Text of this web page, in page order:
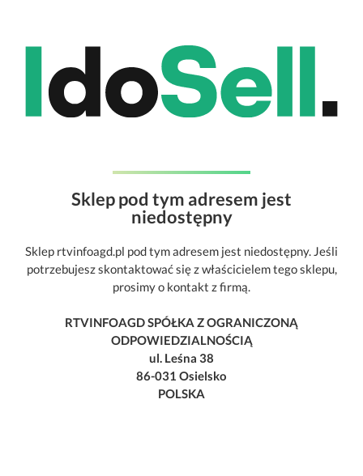
Sklep pod tym adresem jest
niedostępny
Sklep rtvinfoagd.pl pod tym adresem jest niedostępny. Jeśli
potrzebujesz skontaktować się z właścicielem tego sklepu,
prosimy o kontakt z firmą.
RTVINFOAGD SPÓŁKA Z OGRANICZONĄ
ODPOWIEDZIALNOŚCIĄ
ul. Leśna 38
86-031 Osielsko
POLSKA